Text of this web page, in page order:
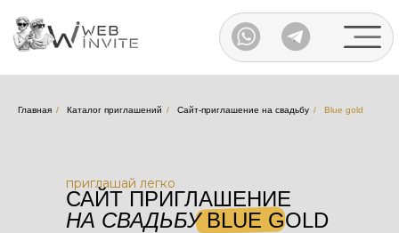
Каталог
Главная / Каталог приглашений / Сайт-приглашение на свадьбу / Blue gold
САЙТ ПРИГЛАШЕНИЕ
НА СВАДЬБУBLUE GOLD
приглашай легко